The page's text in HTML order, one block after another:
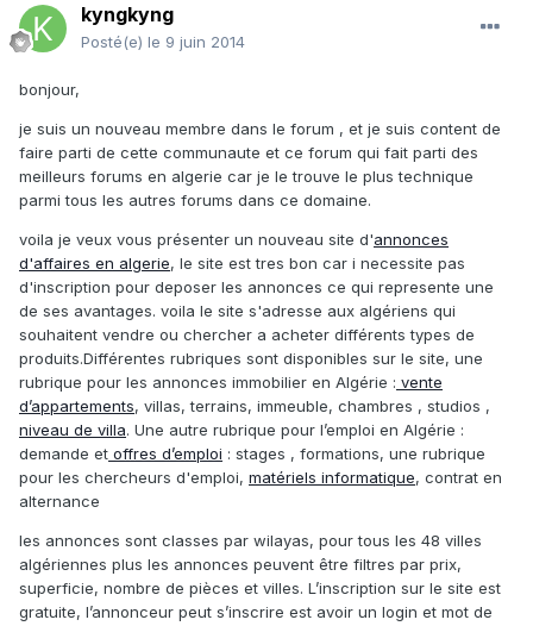
kyngkyng
Posté(e) le 9 juin 2014
bonjour,
je suis un nouveau membre dans le forum , et je suis content de
faire parti de cette communaute et ce forum qui fait parti des
meilleurs forums en algerie car je le trouve le plus technique
parmi tous les autres forums dans ce domaine.
voila je veux vous présenter un nouveau site d'annonces
d'affaires en algerie, le site est tres bon car i necessite pas
d'inscription pour deposer les annonces ce qui represente une
de ses avantages. voila le site s'adresse aux algériens qui
souhaitent vendre ou chercher a acheter différents types de
produits.Différentes rubriques sont disponibles sur le site, une
rubrique pour les annonces immobilier en Algérie : vente
d’appartements, villas, terrains, immeuble, chambres , studios ,
niveau de villa. Une autre rubrique pour l’emploi en Algérie :
demande et offres d’emploi : stages , formations, une rubrique
pour les chercheurs d'emploi, matériels informatique, contrat en
alternance
les annonces sont classes par wilayas, pour tous les 48 villes
algériennes plus les annonces peuvent être filtres par prix,
superficie, nombre de pièces et villes. L’inscription sur le site est
gratuite, l’annonceur peut s’inscrire est avoir un login et mot de